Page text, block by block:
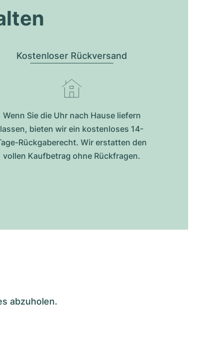
Kostenloser Rückversand
Wenn Sie die Uhr nach Hause liefern
lassen, bieten wir ein kostenloses 14-
Rückgaberecht. Wir erstatten den
vollen Kaufbetrag ohne Rückfragen.
abzuholen.